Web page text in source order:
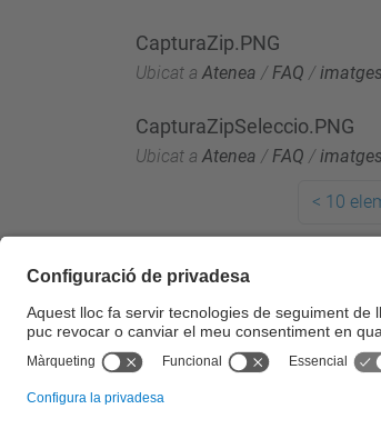
CapturaZip.PNG
Ubicat a Atenea / FAQ /
CapturaZipSeleccio.PNG
Ubicat a Atenea /FAQ /
< 10